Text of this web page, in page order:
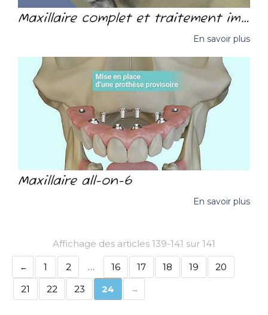
Maxillaire complet et traitement implantaire pour un bridge fixe vissé
En savoir plus
Maxillaire all-on-6
En savoir plus
Affichage des articles 139-141 sur 141
1 2 … 16 17 18 19
20
21
22 23 24